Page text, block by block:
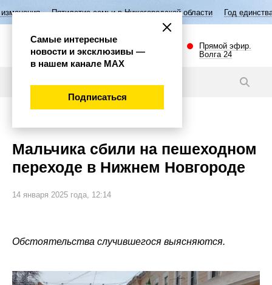
Пятилетие семьи в Нижегородской области Год единства народов
Прямой эфир.
Волга 24
Мальчика сбили на пешеходном
переходе в Нижнем Новгороде
14 января 2025 года, 12:14
Обстоятельства случившегося выясняются.
Самые интересные
новости и эксклюзивы —
в нашем канале МАХ
Подписаться